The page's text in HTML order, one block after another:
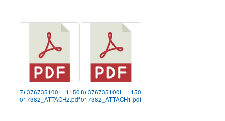
7) 376735100E_1150
017382_ATTACH2.pdf
8) 376735100E_1150
017382_ATTACH1.pdf